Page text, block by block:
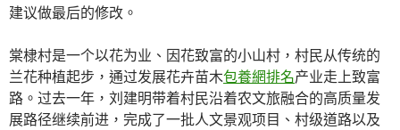
建议做最后的修改。
棠棣村是一个以花为业、因花致富的小山村，村民从传统的
兰花种植起步，通过发展花卉苗木包養網排名产业走上致富
路。过去一年，刘建明带着村民沿着农文旅融合的高质量发
展路径继续前进，完成了一批人文景观项目、村级道路以及